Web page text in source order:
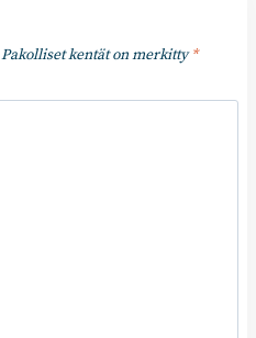
Pakolliset kentät on merkitty*